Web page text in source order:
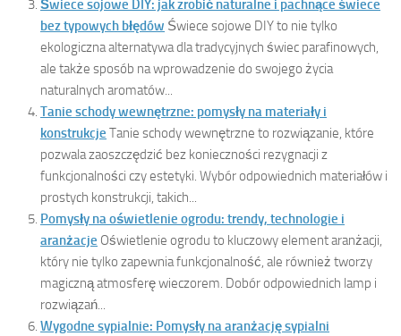
Świece sojowe DIY: jak zrobić naturalne i pachnące świece
bez typowych błędów Świece sojowe DIY to nie tylko
ekologiczna alternatywa dla tradycyjnych świec parafinowych,
ale także sposób na wprowadzenie do swojego życia
naturalnych aromatów...
Tanie schody wewnętrzne: pomysły na materiały i
konstrukcje Tanie schody wewnętrzne to rozwiązanie, które
pozwala zaoszczędzić bez konieczności rezygnacji z
funkcjonalności czy estetyki. Wybór odpowiednich materiałów i
prostych konstrukcji, takich...
Pomysły na oświetlenie ogrodu: trendy, technologie i
aranżacje Oświetlenie ogrodu to kluczowy element aranżacji,
który nie tylko zapewnia funkcjonalność, ale również tworzy
magiczną atmosferę wieczorem. Dobór odpowiednich lamp i
rozwiązań...
Wygodne sypialnie: Pomysły na aranżację sypialni